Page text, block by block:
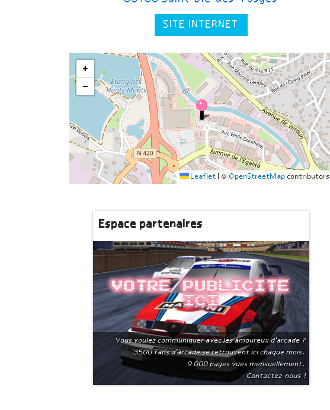
SITE INTERNET
+
−
Leaflet © OpenStreetMap contributors
Espace partenaires
Votre publicite
ici
Vous voulez communiquer avec les amoureux d'arcade ?
3500 fans d'arcade se retrouvent ici chaque mois.
9 000 pages vues mensuellement.
Contactez-nous !